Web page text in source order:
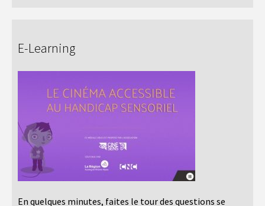
E-Learning
En quelques minutes, faites le tour des questions se